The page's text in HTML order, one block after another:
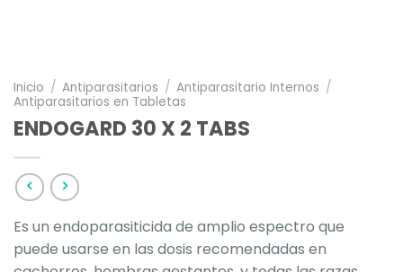
Inicio / Antiparasitarios / Antiparasitario Internos /
Antiparasitarios en Tabletas
ENDOGARD 30 X 2 TABS
Es un endoparasiticida de amplio espectro que
puede usarse en las dosis recomendadas en